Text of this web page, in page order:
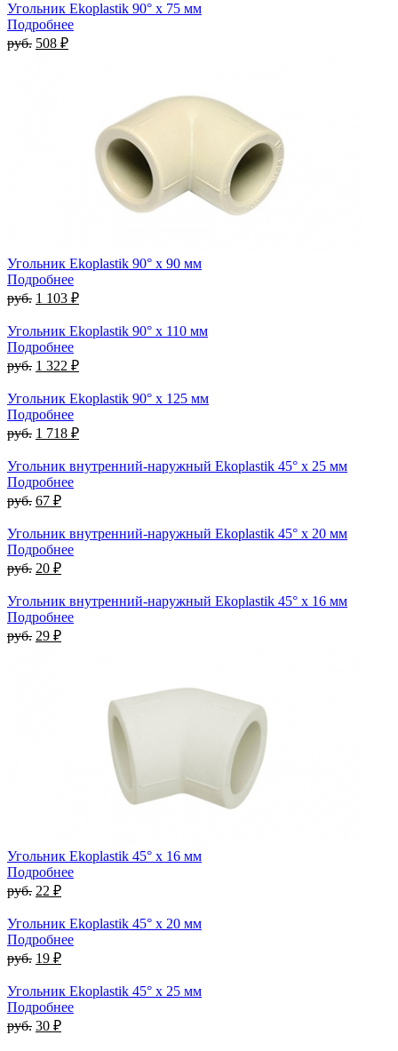
Угольник Ekoplastik 90° x 75 мм
Подробнее
руб. 508 ₽
Угольник Ekoplastik 90° x 90 мм
Подробнее
руб. 1 103 ₽
Угольник Ekoplastik 90° x 110 мм
Подробнее
руб. 1 322 ₽
Угольник Ekoplastik 90° x 125 мм
Подробнее
руб. 1 718 ₽
Угольник внутренний-наружный Ekoplastik 45° x 25 мм
Подробнее
руб. 67 ₽
Угольник внутренний-наружный Ekoplastik 45° x 20 мм
Подробнее
руб. 20 ₽
Угольник внутренний-наружный Ekoplastik 45° x 16 мм
Подробнее
руб. 29 ₽
Угольник Ekoplastik 45° x 16 мм
Подробнее
руб. 22 ₽
Угольник Ekoplastik 45° x 20 мм
Подробнее
руб. 19 ₽
Угольник Ekoplastik 45° x 25 мм
Подробнее
руб. 30 ₽